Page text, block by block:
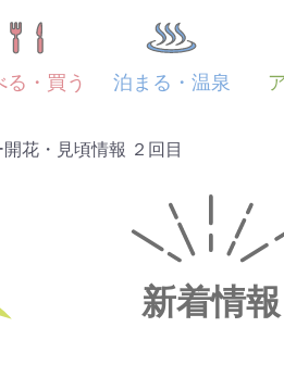
る・買う 泊まる・温泉
花・見頃情報 ２回目
新着情報